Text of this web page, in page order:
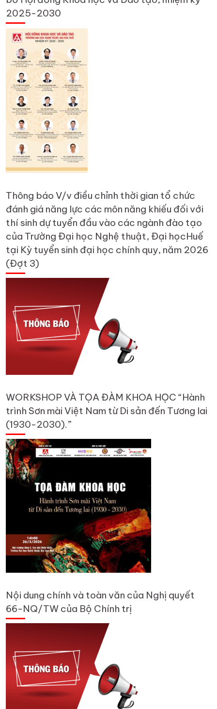
2025-2030
Thông báo V/v điều chỉnh thời gian tổ chức
đánh giá năng lực các môn năng khiếu đối với
thí sinh dự tuyển đầu vào các ngành đào tạo
của Trường Đại học Nghệ thuật, Đại họcHuế
tại Kỳ tuyển sinh đại học chính quy, năm 2026
(Đợt 3)
WORKSHOP VÀ TỌA ĐÀM KHOA HỌC “Hành
trình Sơn mài Việt Nam từ Di sản đến Tương lai
(1930-2030).”
Nội dung chính và toàn văn của Nghị quyết
66-NQ/TW của Bộ Chính trị